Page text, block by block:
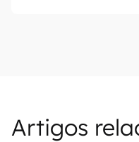
Artigos